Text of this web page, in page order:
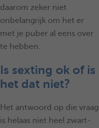
daarom zeker niet
onbelangrijk om het er
met je puber al eens over
te hebben.
Is sexting ok of is
het dat niet?
Het antwoord op die vraag
is helaas niet heel zwart-